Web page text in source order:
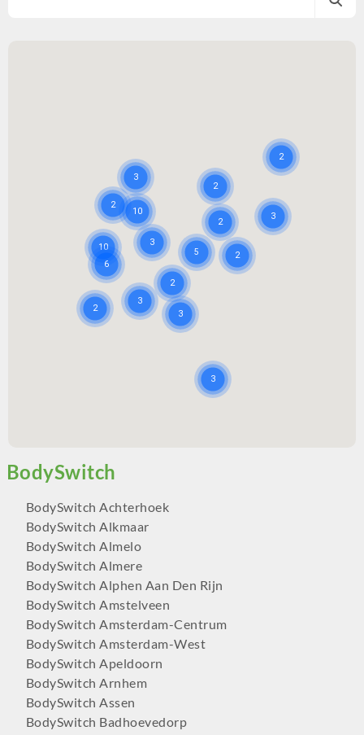
BodySwitch Achterhoek
BodySwitch Alkmaar
BodySwitch Almelo
BodySwitch Almere
BodySwitch Alphen Aan Den Rijn
BodySwitch Amstelveen
BodySwitch Amsterdam-Centrum
BodySwitch Amsterdam-West
BodySwitch Apeldoorn
BodySwitch Arnhem
BodySwitch Assen
BodySwitch Badhoevedorp